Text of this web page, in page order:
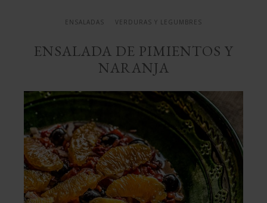
ENSALADAS VERDURAS Y LEGUMBRES
ENSALADA DE PIMIENTOS Y
NARANJA